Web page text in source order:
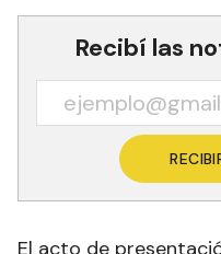
Recibí las
El acto de